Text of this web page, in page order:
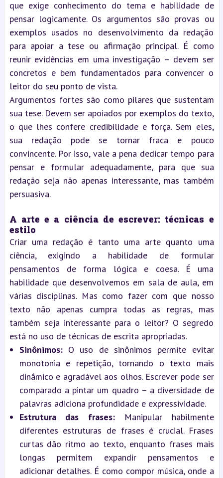
que exige conhecimento do tema e habilidade de
pensar logicamente. Os argumentos são provas ou
exemplos usados no desenvolvimento da redação
para apoiar a tese ou afirmação principal. É como
reunir evidências em uma investigação – devem ser
concretos e bem fundamentados para convencer o
leitor do seu ponto de vista.
Argumentos fortes são como pilares que sustentam
sua tese. Devem ser apoiados por exemplos do texto,
o que lhes confere credibilidade e força. Sem eles,
sua redação pode se tornar fraca e pouco
convincente. Por isso, vale a pena dedicar tempo para
pensar e formular adequadamente, para que sua
redação seja não apenas interessante, mas também
persuasiva.
A arte e a ciência de escrever: técnicas e
estilo
Criar uma redação é tanto uma arte quanto uma
ciência, exigindo a habilidade de formular
pensamentos de forma lógica e coesa. É uma
habilidade que desenvolvemos em sala de aula, em
várias disciplinas. Mas como fazer com que nosso
texto não apenas cumpra todas as regras, mas
também seja interessante para o leitor? O segredo
está no uso de técnicas de escrita apropriadas.
Sinônimos:O uso de sinônimos permite evitar
monotonia e repetição, tornando o texto mais
dinâmico e agradável aos olhos. Escrever pode ser
comparado a pintar um quadro – a diversidade de
palavras adiciona profundidade e expressividade.
Estrutura das frases: Manipular habilmente
diferentes estruturas de frases é crucial. Frases
curtas dão ritmo ao texto, enquanto frases mais
longas permitem expandir pensamentos e
adicionar detalhes. É como compor música, onde a